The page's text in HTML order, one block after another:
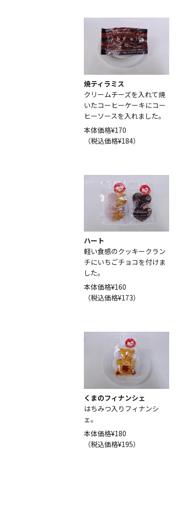
焼ティラミス
クリームチーズを入れて焼
いたコーヒーケーキにコー
ヒーソースを入れました。
本体価格¥170
（税込価格¥184）
ハート
軽い食感のクッキークラン
チにいちごチョコを付けま
した。
本体価格¥160
（税込価格¥173）
くまのフィナンシェ
はちみつ入りフィナンシ
ェ。
本体価格¥180
（税込価格¥195）